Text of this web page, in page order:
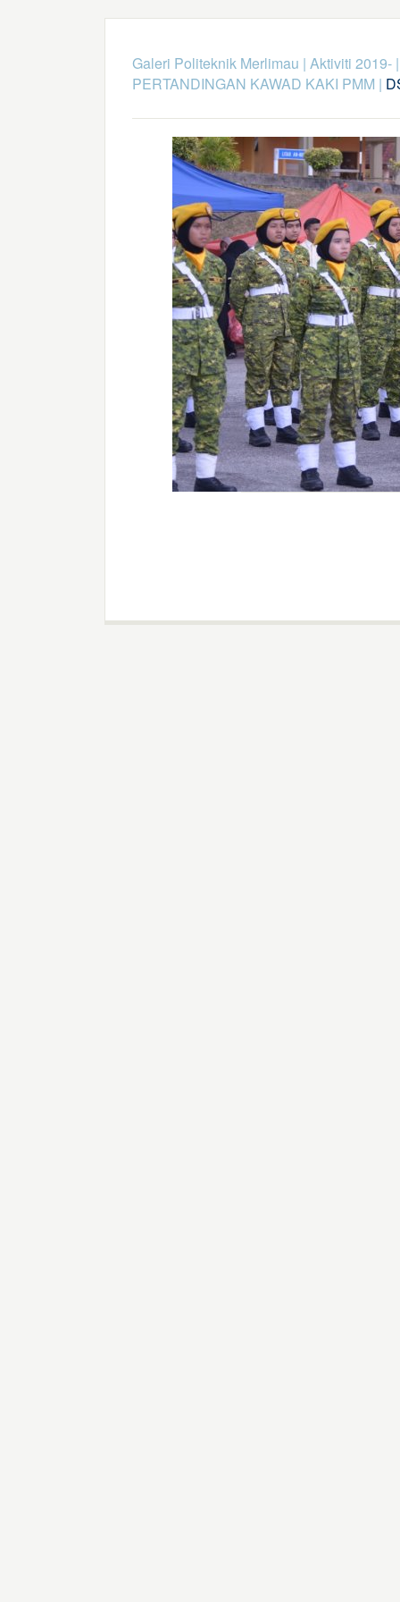
Galeri Politeknik Merlimau | Aktiviti 2019-
PERTANDINGAN KAWAD KAKI PMM |